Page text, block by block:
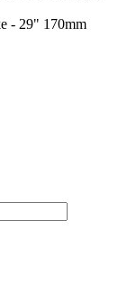
- 29" 170mm